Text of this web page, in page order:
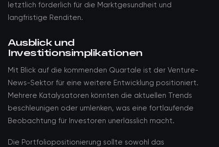
letztlich förderlich für die Marktgesundheit und
langfristige Renditen.
Ausblick und
Investitionsimplikationen
Mit Blick auf die kommenden Quartale ist der Venture-
News-Sektor für eine weitere Entwicklung positioniert.
Mehrere Katalysatoren könnten die aktuellen Trends
beschleunigen oder umlenken, was eine fortlaufende
Beobachtung für Investoren unerlässlich macht.
Die Portfoliopositionierung sollte sowohl das